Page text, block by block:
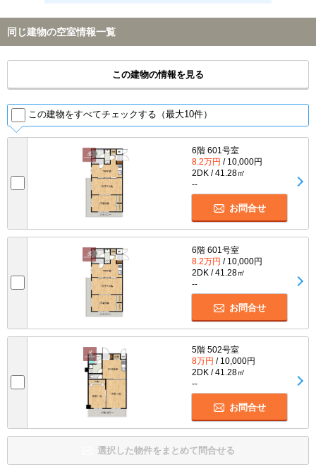
同じ建物の空室情報一覧
この建物の情報を見る
この建物をすべてチェックする（最大10件）
6階 601号室
8.2万円 / 10,000円
2DK / 41.28㎡
--
お問合せ
6階 601号室
8.2万円 / 10,000円
2DK / 41.28㎡
--
お問合せ
5階 502号室
8万円 / 10,000円
2DK / 41.28㎡
--
お問合せ
選択した物件をまとめて問合せる